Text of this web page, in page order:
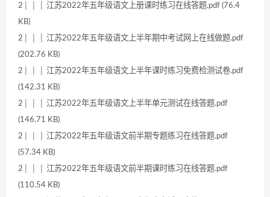
2│ │ │ 江苏2022年五年级语文上册课时练习在线答题.pdf (76.4
KB)
2│ │ │ 江苏2022年五年级语文上半年期中考试网上在线做题.pdf
(202.76 KB)
2│ │ │ 江苏2022年五年级语文上半年课时练习免费检测试卷.pdf
(142.31 KB)
2│ │ │ 江苏2022年五年级语文上半年单元测试在线答题.pdf
(146.71 KB)
2│ │ │ 江苏2022年五年级语文前半期专题练习在线答题.pdf
(57.34 KB)
2│ │ │ 江苏2022年五年级语文前半期课时练习在线答题.pdf
(110.54 KB)